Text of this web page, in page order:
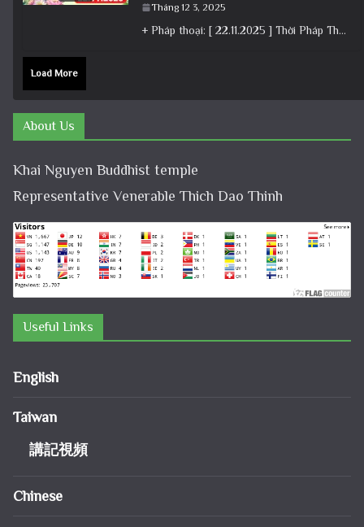
Tháng 12 3, 2025
+ Pháp thoại: [ 22.11.2025 ] Thời Pháp Thoại – Khóa Chuyên Tu Chùa Khai Nguyên │ Thầy Thích Đạo
Load More
About Us
Khai Nguyen Buddhist temple
Representative Venerable Thich Dao Thinh
Useful Links
English
Taiwan
講記視頻
Chinese